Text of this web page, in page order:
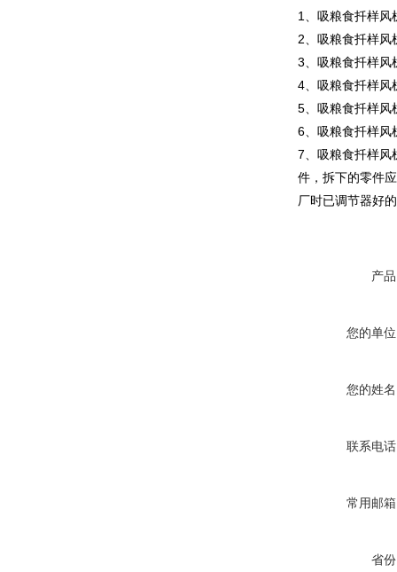
1、吸粮食扦样风
2、吸粮食扦样风
3、吸粮食扦样风
4、吸粮食扦样风
5、吸粮食扦样风
6、吸粮食扦样风
7、吸粮食扦样风
件，拆下的零件
厂时已调节器好
产
您的单
您的姓
联系电
常用邮
省